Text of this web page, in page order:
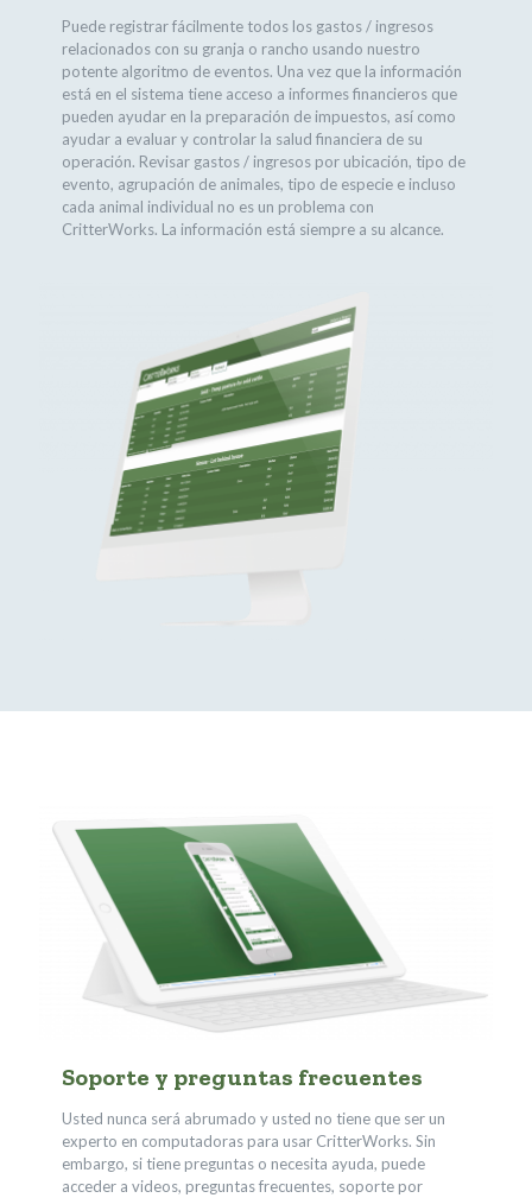
Puede registrar fácilmente todos los gastos / ingresos
relacionados con su granja o rancho usando nuestro
potente algoritmo de eventos. Una vez que la información
está en el sistema tiene acceso a informes financieros que
pueden ayudar en la preparación de impuestos, así como
ayudar a evaluar y controlar la salud financiera de su
operación. Revisar gastos / ingresos por ubicación, tipo de
evento, agrupación de animales, tipo de especie e incluso
cada animal individual no es un problema con
CritterWorks. La información está siempre a su alcance.
Soporte y preguntas frecuentes
Usted nunca será abrumado y usted no tiene que ser un
experto en computadoras para usar CritterWorks. Sin
embargo, si tiene preguntas o necesita ayuda, puede
acceder a videos, preguntas frecuentes, soporte por